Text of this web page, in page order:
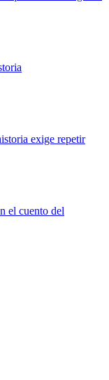
exige repetir
el cuento del